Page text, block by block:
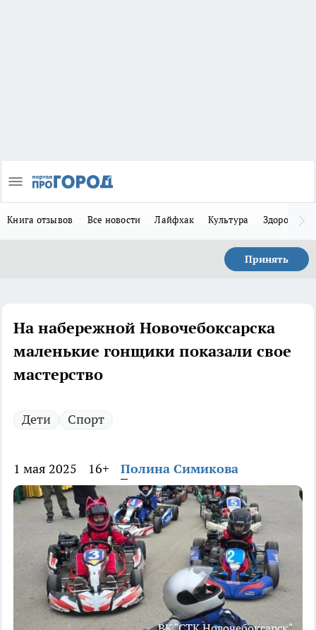
Книга отзывов Все новости Лайфхак Культура Здоровье
Принять
На набережной Новочебоксарска
маленькие гонщики показали свое
мастерство
Дети Спорт
1 мая 2025 16+ Полина Симикова